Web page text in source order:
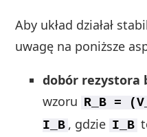
Aby układ działał
uwagę na poniższe
dobór rezystora
wzoru R_B =
I_B , gdzie I_B